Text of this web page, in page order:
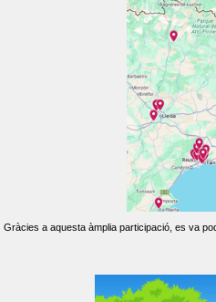
Gràcies a aquesta àmplia participació, es va